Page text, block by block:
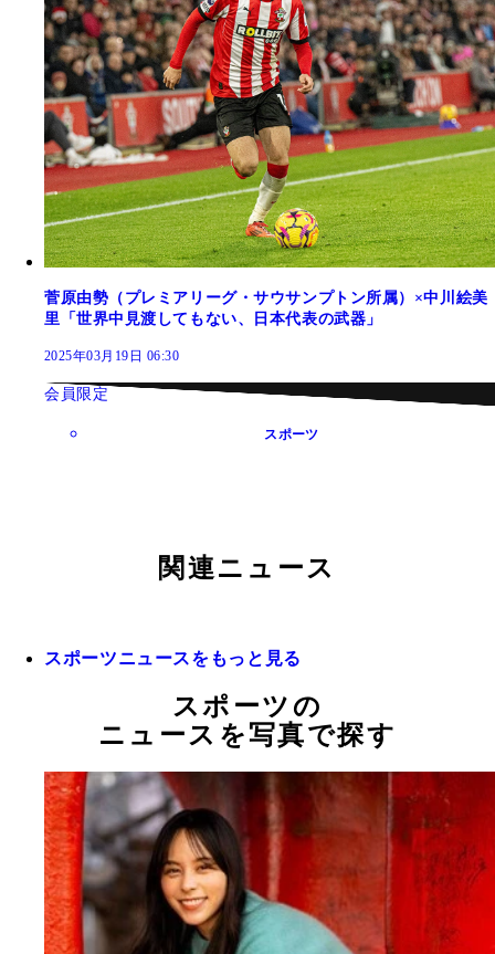
菅原由勢（プレミアリーグ・サウサンプトン所属）×中川絵美
里「世界中見渡してもない、日本代表の武器」
2025年03月19日 06:30
会員限定
スポーツ
関連ニュース
スポーツニュースをもっと見る
スポーツの
ニュースを写真で探す